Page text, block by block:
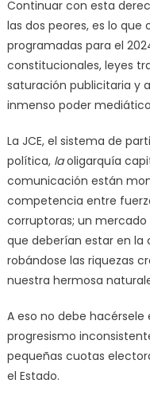
Continuar con esta
las dos peores, es lo
programadas para el
constitucionales, leyes
saturación publicitaria y
inmenso poder
La JCE, el sistema de
política, laoligarquía
comunicación están
competencia entre
corruptoras; un
que deberían estar en la
robándose las riquezas
nuestra hermosa
A eso no debe
progresismo
pequeñas cuotas
el Estado.